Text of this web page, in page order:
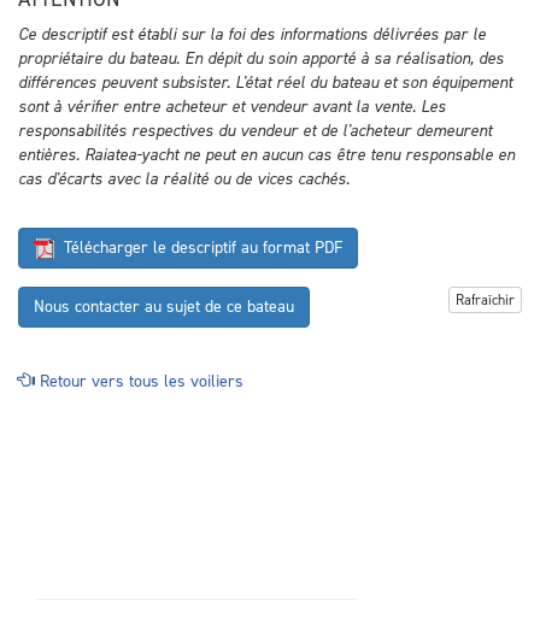
Ce descriptif est établi sur la foi des informations délivrées par le
propriétaire du bateau. En dépit du soin apporté à sa réalisation, des
différences peuvent subsister. L'état réel du bateau et son équipement
sont à vérifier entre acheteur et vendeur avant la vente. Les
responsabilités respectives du vendeur et de l'acheteur demeurent
entières. Raiatea-yacht ne peut en aucun cas être tenu responsable en
cas d'écarts avec la réalité ou de vices cachés.
Télécharger le descriptif au format PDF
Nous contacter au sujet de ce bateau Rafraîchir
Retour vers tous les voiliers